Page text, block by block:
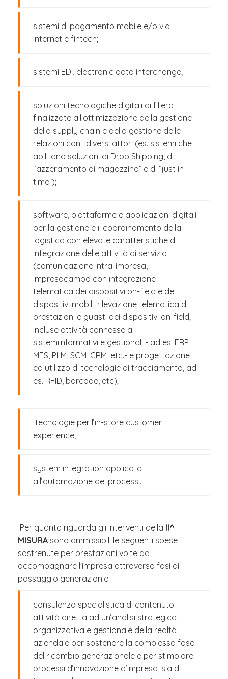
sistemi di pagamento mobile e/o via
Internet e fintech;
sistemi EDI, electronic data interchange;
soluzioni tecnologiche digitali di filiera
finalizzate all’ottimizzazione della gestione
della supply chain e della gestione delle
relazioni con i diversi attori (es. sistemi che
abilitano soluzioni di Drop Shipping, di
“azzeramento di magazzino” e di “just in
time”);
software, piattaforme e applicazioni digitali
per la gestione e il coordinamento della
logistica con elevate caratteristiche di
integrazione delle attività di servizio
(comunicazione intra-impresa,
impresacampo con integrazione
telematica dei dispositivi on-field e dei
dispositivi mobili, rilevazione telematica di
prestazioni e guasti dei dispositivi on-field;
incluse attività connesse a
sistemiinformativi e gestionali - ad es. ERP,
MES, PLM, SCM, CRM, etc.- e progettazione
ed utilizzo di tecnologie di tracciamento, ad
es. RFID, barcode, etc);
tecnologie per l’in-store customer
experience;
system integration applicata
all’automazione dei processi.
Per quanto riguarda gli interventi della II^
MISURA sono ammissibili le seguenti spese
sostrenute per prestazioni volte ad
accompagnare l'impresa attraverso fasi di
passaggio generazionle:
consulenza specialistica di contenuto:
attività diretta ad un’analisi strategica,
organizzativa e gestionale della realtà
aziendale per sostenere la complessa fase
del ricambio generazionale e per stimolare
processi d’innovazione d’impresa, sia di